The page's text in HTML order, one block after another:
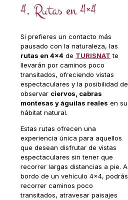
4. Rutas en 4×4
Si prefieres un contacto más
pausado con la naturaleza, las
rutas en 4×4 de TURISNAT te
llevarán por caminos poco
transitados, ofreciendo vistas
espectaculares y la posibilidad de
observar ciervos, cabras
montesas y águilas reales en su
hábitat natural.
Estas rutas ofrecen una
experiencia única para aquellos
que desean disfrutar de vistas
espectaculares sin tener que
recorrer largas distancias a pie. A
bordo de un vehículo 4×4, podrás
recorrer caminos poco
transitados, atravesar paisajes